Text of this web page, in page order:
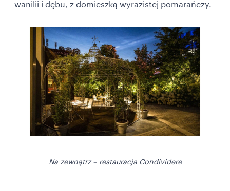
wanilii i dębu, z domieszką wyrazistej pomarańczy.
Na zewnątrz – restauracja Condividere